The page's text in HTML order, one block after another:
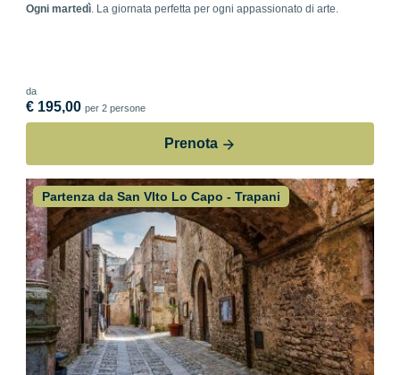
Ogni martedì . La giornata perfetta per ogni appassionato di arte.
da
€ 195,00 per 2 persone
Prenota
Partenza da San VIto Lo Capo - Trapani